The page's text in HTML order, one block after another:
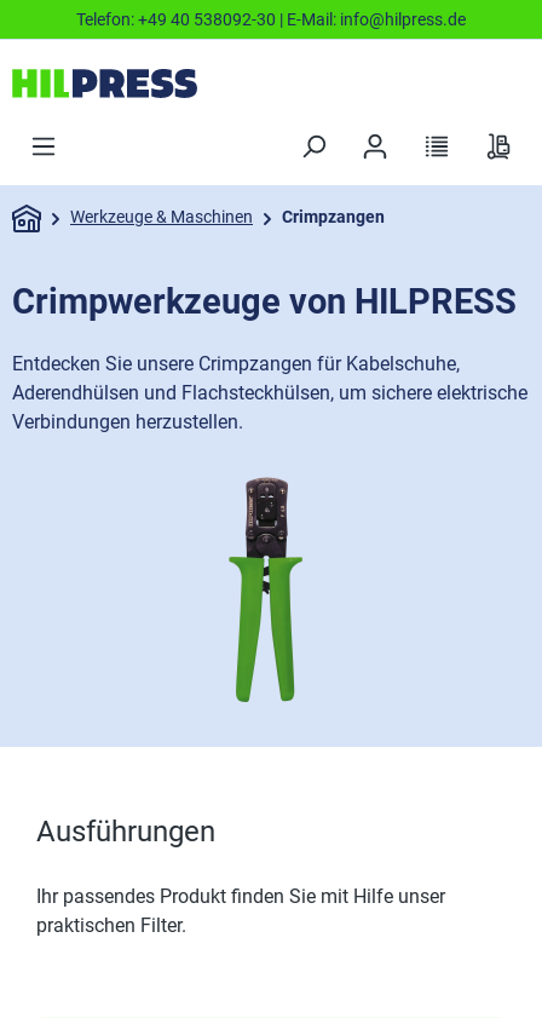
Telefon:+49 40 538092-30 | E-Mail: info@hilpress.de
Werkzeuge & Maschinen Crimpzangen
Crimpwerkzeuge von HILPRESS
Entdecken Sie unsere Crimpzangen für Kabelschuhe,
Aderendhülsen und Flachsteckhülsen, um sichere elektrische
Verbindungen herzustellen.
Ausführungen
Ihr passendes Produkt finden Sie mit Hilfe unser
praktischen Filter.